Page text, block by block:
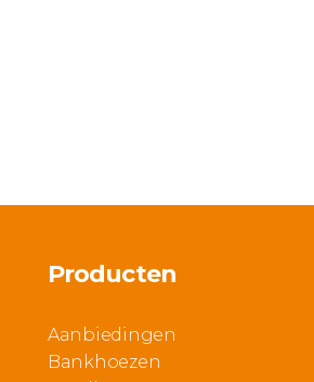
Producten
Aanbiedingen
Bankhoezen